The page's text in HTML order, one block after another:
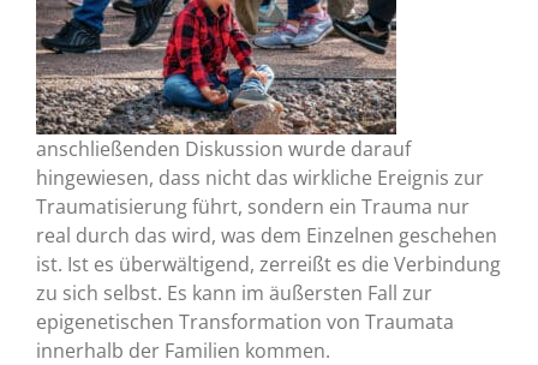
anschließenden Diskussion wurde darauf
hingewiesen, dass nicht das wirkliche Ereignis zur
Traumatisierung führt, sondern ein Trauma nur
real durch das wird, was dem Einzelnen geschehen
ist. Ist es überwältigend, zerreißt es die Verbindung
zu sich selbst. Es kann im äußersten Fall zur
epigenetischen Transformation von Traumata
innerhalb der Familien kommen.